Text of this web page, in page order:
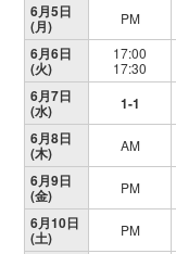
6月5日
(月) PM
6月6日
(火)
17:00
17:30
6月7日
(水) 1-1
6月8日
(木) AM
6月9日
(金) PM
6月10日
(土) PM